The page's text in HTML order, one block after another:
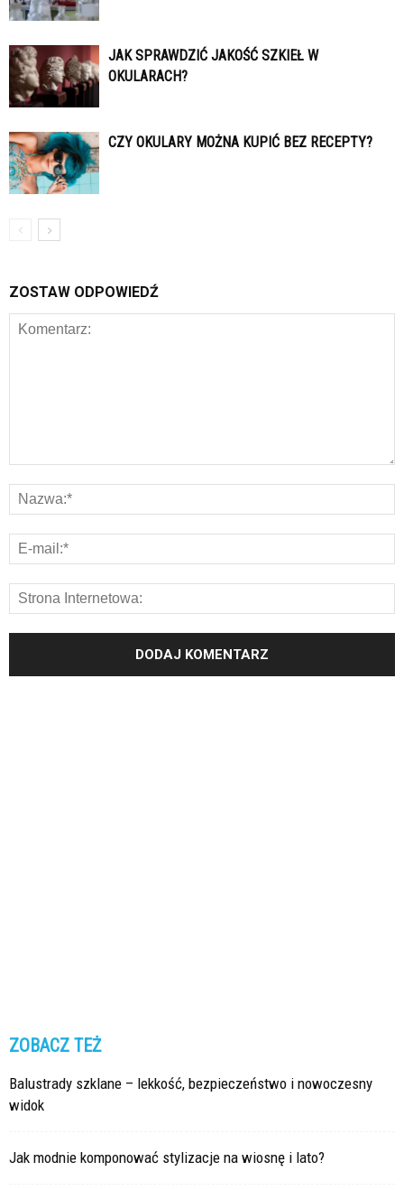
JAK SPRAWDZIĆ JAKOŚĆ SZKIEŁ W
OKULARACH?
CZY OKULARY MOŻNA KUPIĆ BEZ RECEPTY?
ZOSTAW ODPOWIEDŹ
ZOBACZ TEŻ
Balustrady szklane – lekkość, bezpieczeństwo i nowoczesny
widok
Jak modnie komponować stylizacje na wiosnę i lato?